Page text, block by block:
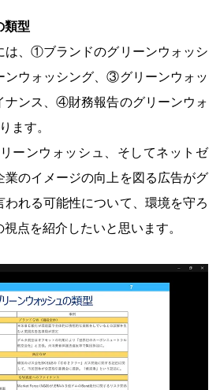
類型
は、①ブランドのグリーンウォッシ
ウォッシング、③グリーンウォッ
ナンス、④財務報告のグリーンウォ
ます。
ーンウォッシュ、そしてネットゼ
業のイメージの向上を図る広告がグ
われる可能性について、環境を守ろ
点を紹介したいと思います。